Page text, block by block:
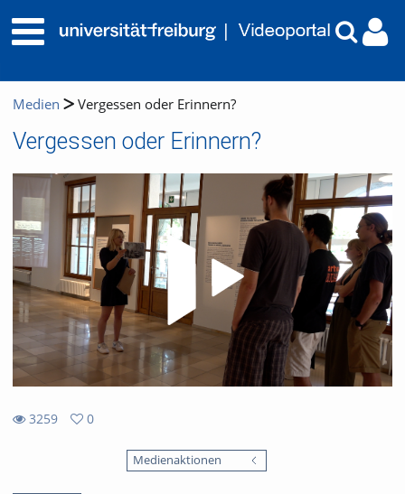
Medien Vergessen oder Erinnern?
Vergessen oder Erinnern?
3259
0
Medienaktionen